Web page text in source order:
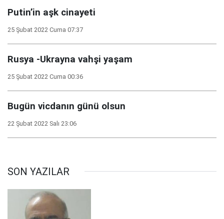
Putin’in aşk cinayeti
25 Şubat 2022 Cuma 07:37
Rusya -Ukrayna vahşi yaşam
25 Şubat 2022 Cuma 00:36
Bugün vicdanın günü olsun
22 Şubat 2022 Salı 23:06
SON YAZILAR